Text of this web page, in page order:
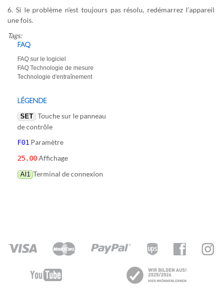
6. Si le problème n’est toujours pas résolu, redémarrez l’appareil
une fois.
Tags:
FAQ
FAQ sur le logiciel
FAQ Technologie de mesure
Technologie d'entraînement
LÉGENDE
SET
Touche sur le panneau
de contrôle
F01 Paramètre
25.00Affichage
AI1 Terminal de connexion